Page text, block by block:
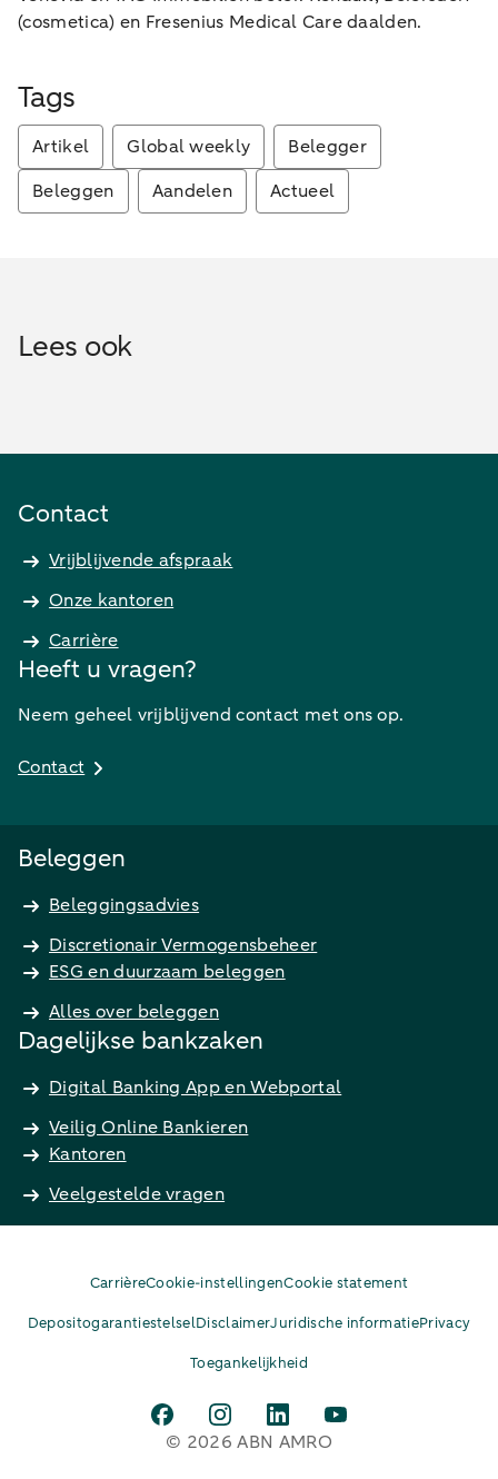
(cosmetica) en Fresenius Medical Care daalden.
Tags
Artikel Global weekly
Belegger
Beleggen
Aandelen Actueel
Lees ook
Contact
Vrijblijvende afspraak
Onze kantoren
Carrière
Heeft u vragen?
Neem geheel vrijblijvend contact met ons op.
Contact
Beleggen
Beleggingsadvies
Discretionair Vermogensbeheer
ESG en duurzaam beleggen
Alles over beleggen
Dagelijkse bankzaken
Digital Banking App en Webportal
Veilig Online Bankieren
Kantoren
Veelgestelde vragen
CarrièreCookie-instellingenCookie statement
DepositogarantiestelselDisclaimerJuridische informatiePrivacy
Toegankelijkheid
© 2026 ABN AMRO